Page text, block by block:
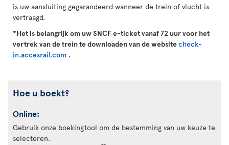
is uw aansluiting gegarandeerd wanneer de trein of vlucht is
vertraagd.
*Het is belangrijk om uw SNCF e-ticket vanaf 72 uur voor het
vertrek van de trein te downloaden van de websitecheck-
in.accesrail.com .
Hoe u boekt?
Online:
Gebruik onze boekingtool om de bestemming van uw keuze te
selecteren.